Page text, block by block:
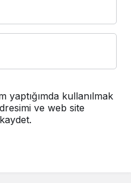
yaptığımda kullanılmak
ve web site